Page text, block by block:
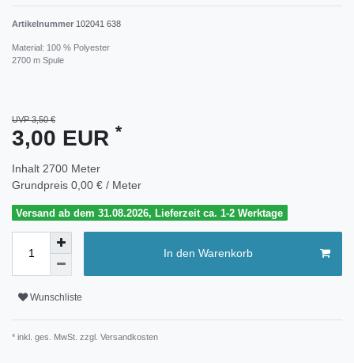
Artikelnummer 102041 638
Material: 100 % Polyester
2700 m Spule
UVP 3,50 €
3,00 EUR *
Inhalt 2700 Meter
Grundpreis 0,00 € / Meter
Versand ab dem 31.08.2026, Lieferzeit ca. 1-2 Werktage
In den Warenkorb
Wunschliste
* inkl. ges. MwSt. zzgl. Versandkosten